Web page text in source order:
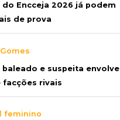
Encceja 2026 já podem
de prova
e suspeita envolve
facções rivais
feminino